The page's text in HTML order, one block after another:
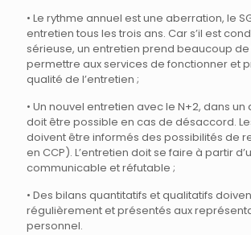
• Le rythme annuel est une aberration, le
entretien tous les trois ans. Car s’il est
sérieuse, un entretien prend beaucoup de
permettre aux services de fonctionner et
qualité de l’entretien ;
• Un nouvel entretien avec le N+2, dans
doit être possible en cas de désaccord.
doivent être informés des possibilités de
en CCP). L’entretien doit se faire à partir
communicable et réfutable ;
• Des bilans quantitatifs et qualitatifs
régulièrement et présentés aux
personnel.